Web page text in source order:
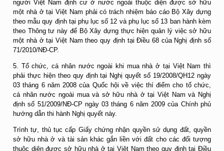
người Việt Nam định cư ở nước ngoài thuộc diện được sở hữu
một nhà ở tại Việt Nam phải có trách nhiệm báo cáo Bộ Xây dựng
theo mẫu quy định tại phụ lục số 12 và phụ lục số 13 ban hành kèm
theo Thông tư này để Bộ Xây dựng thực hiện quản lý việc sở hữu
một nhà ở tại Việt Nam theo quy định tại Điều 68 của Nghị định số
71/2010/NĐ-CP.
5. Tổ chức, cá nhân nước ngoài khi mua nhà ở tại Việt Nam thì
phải thực hiện theo quy định tại Nghị quyết số 19/2008/QH12 ngày
03 tháng 6 năm 2008 của Quốc hội về việc thí điểm cho tổ chức,
cá nhân nước ngoài mua và sở hữu nhà ở tại Việt Nam và Nghị
định số 51/2009/NĐ-CP ngày 03 tháng 6 năm 2009 của Chính phủ
hướng dẫn thi hành Nghị quyết này.
Trình tự, thủ tục cấp Giấy chứng nhận quyền sử dụng đất, quyền
sở hữu nhà ở và tài sản khác gắn liền với đất cho các đối tượng
thuộc diện được sở hữu nhà ở tại Việt Nam theo quy định tại Điều